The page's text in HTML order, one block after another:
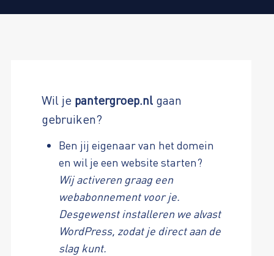
Wil je pantergroep.nlgaan
gebruiken?
Ben jij eigenaar van het domein
en wil je een website starten?
Wij activeren graag een
webabonnement voor je.
Desgewenst installeren we alvast
WordPress, zodat je direct aan de
slag kunt.